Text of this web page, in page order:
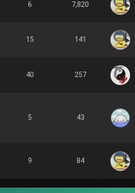
6 7,820
15 141
40 257
5 43
9 84